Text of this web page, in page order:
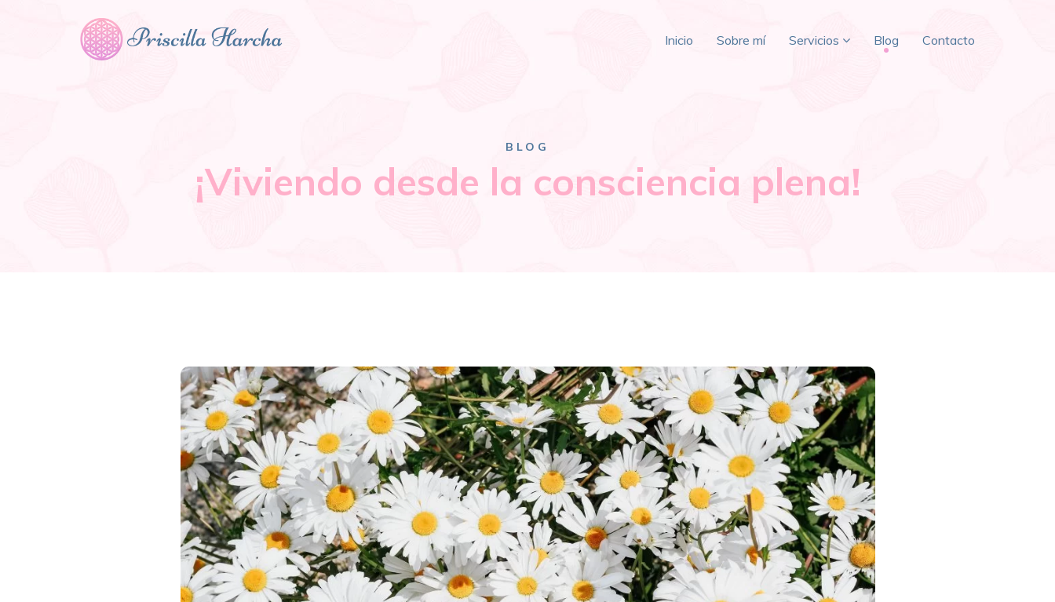
Inicio Sobre mí Servicios Blog Contacto
BLOG
¡Viviendo desde la consciencia plena!